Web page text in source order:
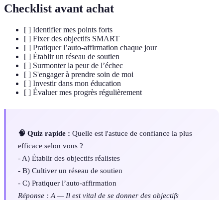
Checklist avant achat
[ ] Identifier mes points forts
[ ] Fixer des objectifs SMART
[ ] Pratiquer l’auto-affirmation chaque jour
[ ] Établir un réseau de soutien
[ ] Surmonter la peur de l’échec
[ ] S'engager à prendre soin de moi
[ ] Investir dans mon éducation
[ ] Évaluer mes progrès régulièrement
🧠 Quiz rapide : Quelle est l'astuce de confiance la plus
efficace selon vous ?
- A) Établir des objectifs réalistes
- B) Cultiver un réseau de soutien
- C) Pratiquer l’auto-affirmation
Réponse : A — Il est vital de se donner des objectifs